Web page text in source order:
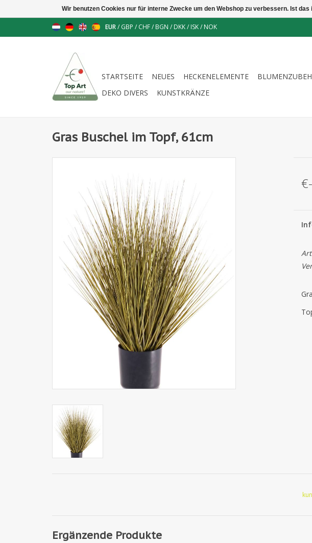
EUR/ GBP / CHF/ BGN / DKK/ ISK/ NOK
STARTSEITE NEUES HECKENELEMENTE
DEKO DIVERS
KUNSTKRÄNZE
Gras Buschel im Topf, 61cm
Ergänzende Produkte
Wir benutzen Cookies nur für interne Zwecke um den Webshop zu verbessern. Ist das